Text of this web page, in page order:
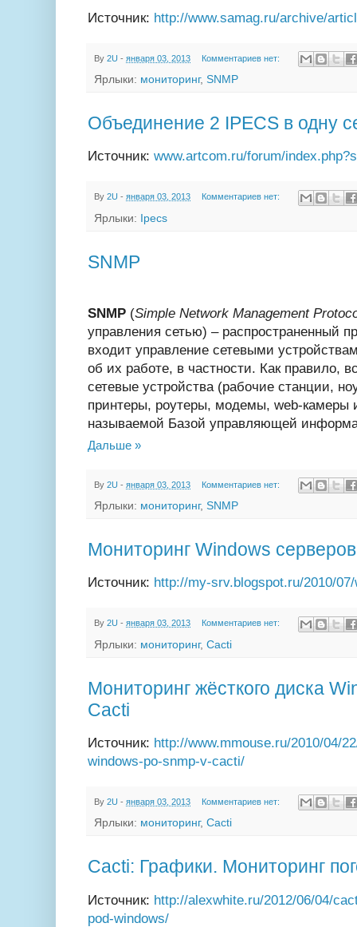
Источник: http://www.samag.ru/archive/
By 2U - января 03, 2013 Комментариев нет:
Ярлыки: мониторинг, SNMP
Объединение 2 IPECS в одну
Источник: www.artcom.ru/forum/
By 2U - января 03, 2013 Комментариев нет:
Ярлыки: Ipecs
SNMP
SNMP (Simple Network Management
управления сетью) – распространенный
входит управление сетевыми
об их работе, в частности. Как правило,
сетевые устройства (рабочие станции,
принтеры, роутеры, модемы, web-камеры
называемой Базой управляющей
Дальше »
By 2U - января 03, 2013 Комментариев нет:
Ярлыки: мониторинг, SNMP
Мониторинг Windows
Источник: http://my-srv.blogspot.ru/2010/
By 2U - января 03, 2013 Комментариев нет:
Ярлыки: мониторинг, Cacti
Мониторинг жёсткого диска
Cacti
Источник: http://www.mmouse.ru/2010/04/
windows-po-snmp-v-cacti/
By 2U - января 03, 2013 Комментариев нет:
Ярлыки: мониторинг, Cacti
Cacti: Графики. Мониторинг
Источник: http://alexwhite.ru/2012/06/04/
pod-windows/